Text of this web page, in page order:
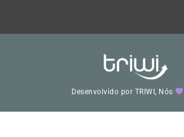
Desenvolvido por TRIWI, Nós